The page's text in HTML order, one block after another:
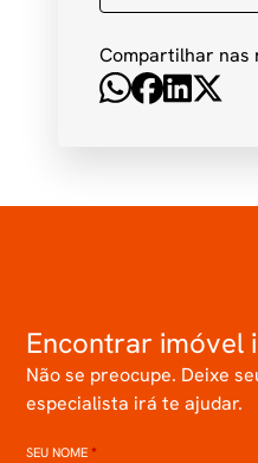
Compartilhar nas
Encontrar imóvel
Não se preocupe. Deixe
especialista irá te ajudar.
SEU NOME*